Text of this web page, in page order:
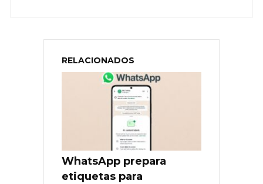
RELACIONADOS
WhatsApp prepara
etiquetas para